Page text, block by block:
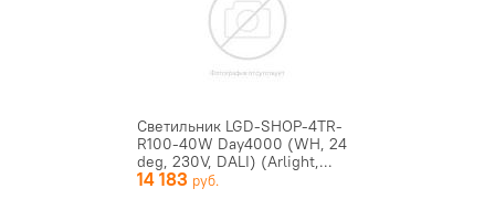
Светильник LGD-SHOP-4TR-
R100-40W Day4000 (WH, 24
deg, 230V, DALI) (Arlight,...
14 183